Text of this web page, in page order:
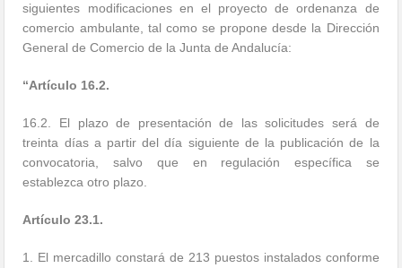
siguientes modificaciones en el proyecto de ordenanza de
comercio ambulante, tal como se propone desde la Dirección
General de Comercio de la Junta de Andalucía:
“Artículo 16.2.
16.2. El plazo de presentación de las solicitudes será de
treinta días a partir del día siguiente de la publicación de la
convocatoria, salvo que en regulación específica se
establezca otro plazo.
Artículo 23.1.
1. El mercadillo constará de 213 puestos instalados conforme